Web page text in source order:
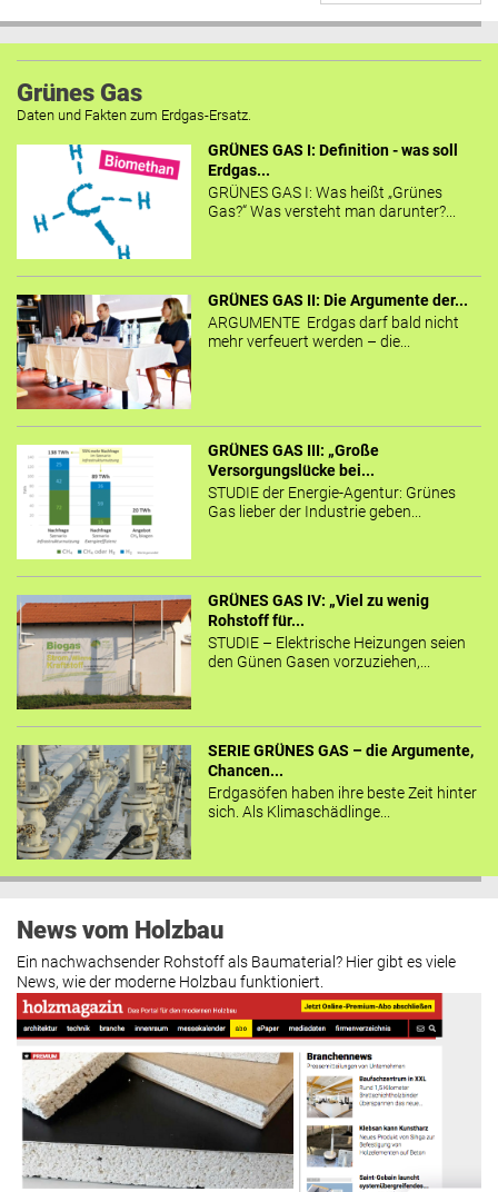
Grünes Gas
Daten und Fakten zum Erdgas-Ersatz.
GRÜNES GAS I: Definition - was soll
Erdgas...
GRÜNES GAS I: Was heißt „Grünes
Gas?“ Was versteht man darunter?...
GRÜNES GAS II: Die Argumente der...
ARGUMENTE Erdgas darf bald nicht
mehr verfeuert werden – die...
GRÜNES GAS III: „Große
Versorgungslücke bei...
STUDIE der Energie-Agentur: Grünes
Gas lieber der Industrie geben...
GRÜNES GAS IV: „Viel zu wenig
Rohstoff für...
STUDIE – Elektrische Heizungen seien
den Günen Gasen vorzuziehen,...
SERIE GRÜNES GAS – die Argumente,
Chancen...
Erdgasöfen haben ihre beste Zeit hinter
sich. Als Klimaschädlinge...
News vom Holzbau
Ein nachwachsender Rohstoff als Baumaterial? Hier gibt es viele
News, wie der moderne Holzbau funktioniert.